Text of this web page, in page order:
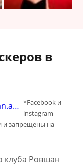
в
*Facebook и
instagram
и запрещены на
клуба Ровшан